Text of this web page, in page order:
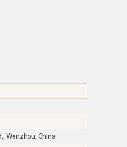
Wenzhou, China